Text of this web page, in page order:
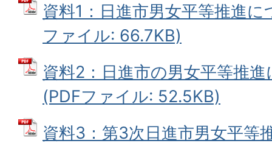
資料1：日進市男女平等推進
ファイル: 66.7KB)
資料2：日進市の男女平等推
(PDFファイル: 52.5KB)
資料3：第3次日進市男女平等